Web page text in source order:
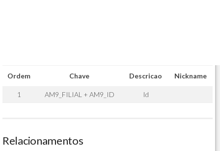
Ordem Chave Descricao Nickname
1 AM9_FILIAL + AM9_ID Id
Relacionamentos